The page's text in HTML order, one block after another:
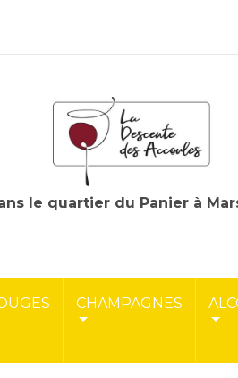
le quartier du Panier à
CHAMPAGNES